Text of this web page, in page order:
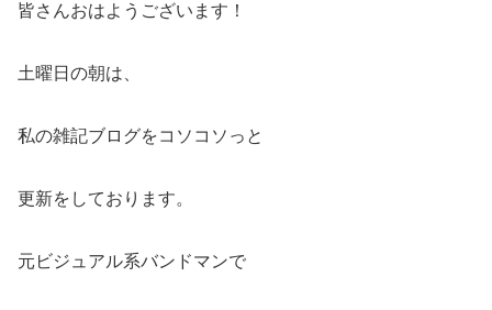
皆さんおはようございます！
土曜日の朝は、
私の雑記ブログをコソコソっと
更新をしております。
元ビジュアル系バンドマンで